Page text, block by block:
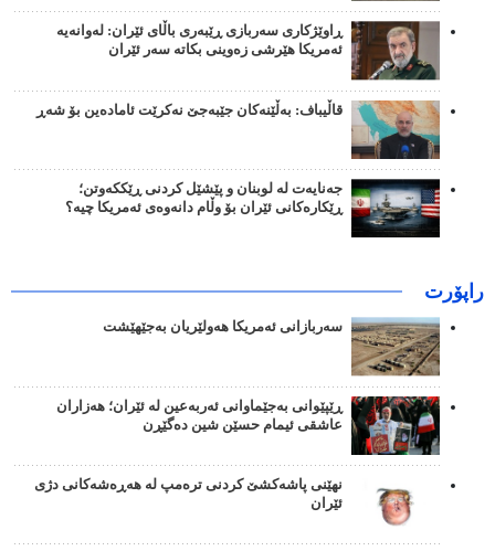
ڕاوێژکاری سەربازی ڕێبەری باڵای ئێران: لەوانەیە
ئەمریکا هێرشی زەوینی بکاتە سەر ئێران
قاڵیباف: بەڵێنەکان جێبەجێ نەکرێت ئامادەین بۆ شەڕ
جەنایەت لە لوبنان و پێشێل کردنی ڕێککەوتن؛
ڕێکارەکانی ئێران بۆ وڵام دانەوەی ئەمریکا چیە؟
راپۆرت
سەربازانی ئەمریکا هەولێریان بەجێهێشت
ڕێپێوانی بەجێماوانی ئەربەعین لە ئێران؛ هەزاران
عاشقی ئیمام حسێن شین دەگێڕن
نهێنی پاشەکشێ کردنی ترەمپ لە هەڕەشەکانی دژی
ئێران